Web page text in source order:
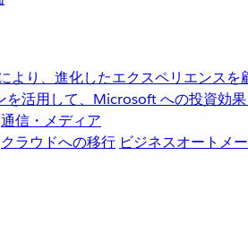
より、進化したエクスペリエンスを
活用して、Microsoft への投資効果
通信・メディア
クラウドへの移行 ビジネスオートメ